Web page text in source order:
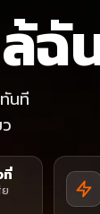
ฉั
นที
ที่